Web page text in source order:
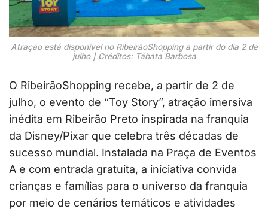
Atração está disponível no RibeirãoShopping a partir do dia 2 de
julho | Créditos: Tábata Barbosa
O RibeirãoShopping recebe, a partir de 2 de
julho, o evento de “Toy Story”, atração imersiva
inédita em Ribeirão Preto inspirada na franquia
da Disney/Pixar que celebra três décadas de
sucesso mundial. Instalada na Praça de Eventos
A e com entrada gratuita, a iniciativa convida
crianças e famílias para o universo da franquia
por meio de cenários temáticos e atividades